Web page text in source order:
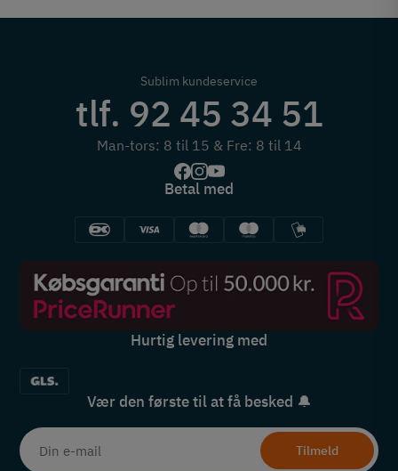
Sublim kundeservice
tlf. 92 45 34 51
Man-tors: 8 til 15 & Fre: 8 til 14
Betal med
Hurtig levering med
Vær den første til at få besked 🔔
Tilmeld